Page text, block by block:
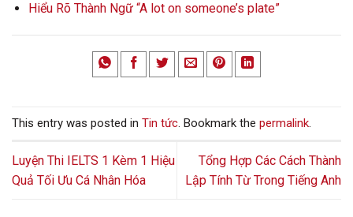
Hiểu Rõ Thành Ngữ “A lot on someone’s plate”
This entry was posted in Tin tức. Bookmark the permalink.
Luyện Thi IELTS 1 Kèm 1 Hiệu
Quả Tối Ưu Cá Nhân Hóa
Tổng Hợp Các Cách Thành
Lập Tính Từ Trong Tiếng Anh